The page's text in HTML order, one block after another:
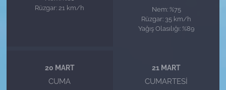
Rüzgar: 21 km/h
Nem: %75
Rüzgar: 35 km/h
Yağış Olasılığı: %89
20 MART
CUMA
21 MART
CUMARTESI